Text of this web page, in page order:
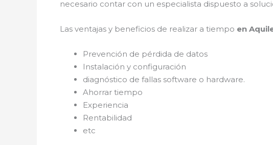
necesario contar con un especialista dispuesto a
Las ventajas y beneficios de realizar a tiempo en
Prevención de pérdida de datos
Instalación y configuración
diagnóstico de fallas software o hardware.
Ahorrar tiempo
Experiencia
Rentabilidad
etc